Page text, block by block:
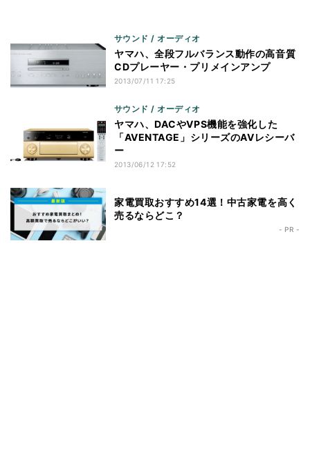
サウンド / オーディオ
ヤマハ、全段フルバランス動作の高音質
CDプレーヤー・プリメインアンプ
2013/07/11 17:25
サウンド / オーディオ
ヤマハ、DACやVPS機能を強化した
「AVENTAGE」シリーズのAVレシーバ
ー
2013/06/12 17:52
家電買取おすすめ14選！中古家電を高く
売るならどこ？
- PR -